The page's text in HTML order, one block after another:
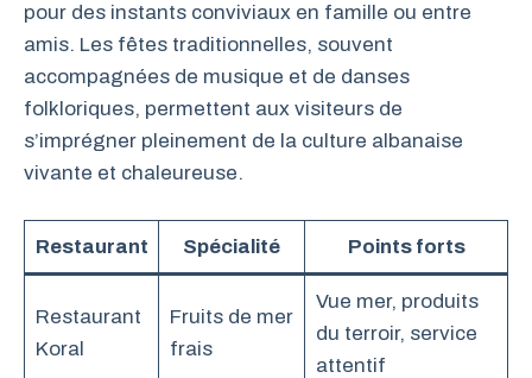
pour des instants conviviaux en famille ou entre
amis. Les fêtes traditionnelles, souvent
accompagnées de musique et de danses
folkloriques, permettent aux visiteurs de
s’imprégner pleinement de la culture albanaise
vivante et chaleureuse.
Restaurant Spécialité Points forts
Restaurant
Koral
Fruits de mer
frais
Vue mer, produits
du terroir, service
attentif